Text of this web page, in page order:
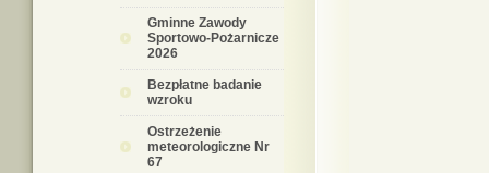
Gminne Zawody
Sportowo-Pożarnicze
2026
Bezpłatne badanie
wzroku
Ostrzeżenie
meteorologiczne Nr
67